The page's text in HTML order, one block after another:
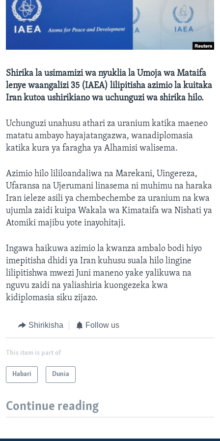
Shirika la usimamizi wa nyuklia la Umoja wa Mataifa
lenye waangalizi 35 (IAEA) lilipitisha azimio la kuitaka
Iran kutoa ushirikiano wa uchunguzi wa shirika hilo.
Uchunguzi unahusu athari za uranium katika maeneo
matatu ambayo hayajatangazwa, wanadiplomasia
katika kura ya faragha ya Alhamisi walisema.
Azimio hilo lililoandaliwa na Marekani, Uingereza,
Ufaransa na Ujerumani linasema ni muhimu na haraka
Iran ieleze asili ya chembechembe za uranium na kwa
ujumla zaidi kuipa Wakala wa Kimataifa wa Nishati ya
Atomiki majibu yote inayohitaji.
Ingawa haikuwa azimio la kwanza ambalo bodi hiyo
imepitisha dhidi ya Iran kuhusu suala hilo lingine
lilipitishwa mwezi Juni maneno yake yalikuwa na
nguvu zaidi na yaliashiria kuongezeka kwa
kidiplomasia siku zijazo.
Shirikisha Follow us
This item is part of
Habari Dunia
Continue reading